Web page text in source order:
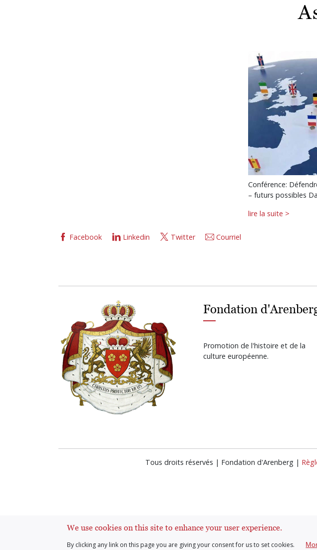
Conférence:
– futurs possibles
lire la suite >
Facebook Linkedin Twitter Courriel
Fondation
Promotion de l'histoire et de la
culture européenne.
Tous droits réservés | Fondation d'Arenberg |
We use cookies on this site to enhance your user experience.
By clicking any link on this page you are giving your consent for us to set cookies.